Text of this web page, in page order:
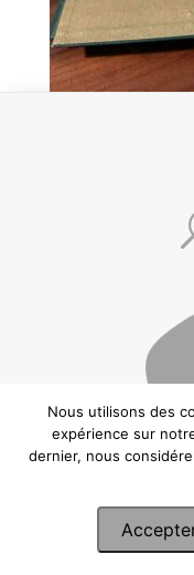
Jeu de
©2021 Frédéric Zuccheretti –
protégé par reCAPTCHA et
Nous utilisons des
expérience sur
dernier, nous